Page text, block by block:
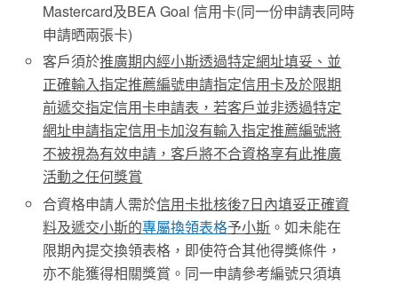
Mastercard及BEA Goal 信用卡(同一份申請表同時
申請晒兩張卡)
客戶須於推廣期内經小斯透過特定網址填妥、並
正確輸入指定推薦編號申請指定信用卡及於限期
前遞交指定信用卡申請表，若客戶並非透過特定
網址申請指定信用卡加沒有輸入指定推薦編號將
不被視為有效申請，客戶將不合資格享有此推廣
活動之任何獎賞
合資格申請人需於信用卡批核後7日內填妥正確資
料及遞交小斯的專屬換領表格予小斯 。如未能在
限期內提交換領表格，即使符合其他得獎條件，
亦不能獲得相關獎賞。同一申請參考編號只須填